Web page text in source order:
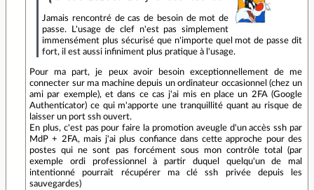
Jamais rencontré de cas de besoin de mot de
passe. L'usage de clef n'est pas simplement
immensément plus sécurisé que n'importe quel mot de passe dit
fort, il est aussi infiniment plus pratique à l'usage.
Pour ma part, je peux avoir besoin exceptionnellement de me
connecter sur ma machine depuis un ordinateur occasionnel (chez un
ami par exemple), et dans ce cas j'ai mis en place un 2FA (Google
Authenticator) ce qui m'apporte une tranquillité quant au risque de
laisser un port ssh ouvert.
En plus, c'est pas pour faire la promotion aveugle d'un accès ssh par
MdP + 2FA, mais j'ai plus confiance dans cette approche pour des
postes qui ne sont pas forcément sous mon contrôle total (par
exemple ordi professionnel à partir duquel quelqu'un de mal
intentionné pourrait récupérer ma clé ssh privée depuis les
sauvegardes)